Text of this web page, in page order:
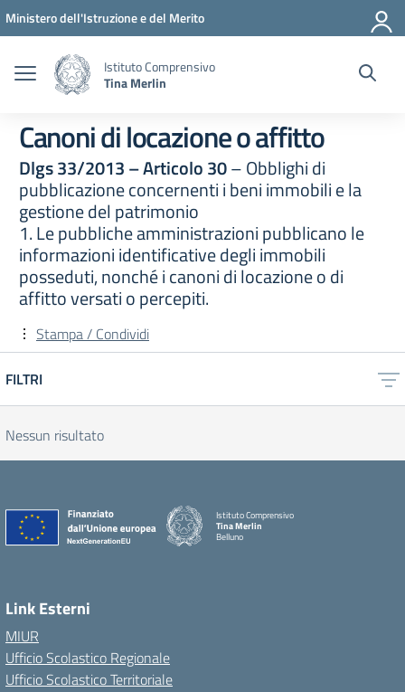
Vai ai contenuti
Vai al menu di navigazione
Vai al footer
Ministero dell'Istruzione e del Merito
Istituto Comprensivo
Tina Merlin
Canoni di locazione o affitto
Dlgs 33/2013 – Articolo 30– Obblighi di
pubblicazione concernenti i beni immobili e la
gestione del patrimonio
1. Le pubbliche amministrazioni pubblicano le
informazioni identificative degli immobili
posseduti, nonché i canoni di locazione o di
affitto versati o percepiti.
Stampa / Condividi
FILTRI
Nessun risultato
Istituto Comprensivo
Tina Merlin
Belluno
Link Esterni
MIUR
Ufficio Scolastico Regionale
Ufficio Scolastico Territoriale